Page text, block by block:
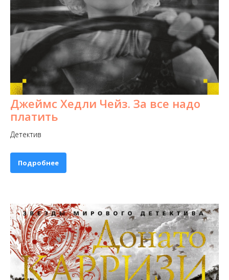
Джеймс Хедли Чейз. За все надо
платить
Детектив
Подробнее